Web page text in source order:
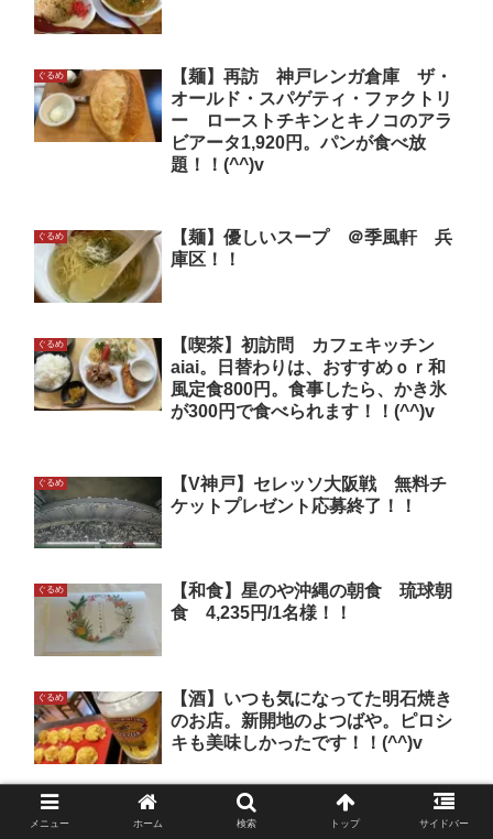
ぐるめ
【麺】再訪 神戸レンガ倉庫 ザ・
オールド・スパゲティ・ファクトリ
ー ローストチキンとキノコのアラ
ビアータ1,920円。パンが食べ放
題！！(^^)v
ぐるめ
【麺】優しいスープ ＠季風軒 兵
庫区！！
ぐるめ
【喫茶】初訪問 カフェキッチン
aiai。日替わりは、おすすめｏｒ和
風定食800円。食事したら、かき氷
が300円で食べられます！！(^^)v
ぐるめ
【V神戸】セレッソ大阪戦 無料チ
ケットプレゼント応募終了！！
ぐるめ
【和食】星のや沖縄の朝食 琉球朝
食 4,235円/1名様！！
ぐるめ
【酒】いつも気になってた明石焼き
のお店。新開地のよつばや。ピロシ
キも美味しかったです！！(^^)v
カフェ･ド･ムッシュ ＠姫路！！
メニュー ホーム 検索 トップ サイドバー